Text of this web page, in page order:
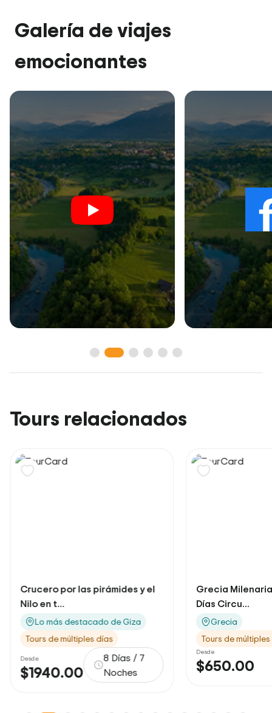
Galería de viajes
emocionantes
Tours relacionados
pirámides y el
de Giza
días
8 Días / 7
Noches
Grecia Milenaria 5 Noches / 6
Grecia
Tours de múltiples días
$650.00 6 dias